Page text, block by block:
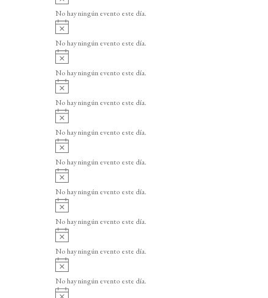
o
v
i
o
No hay ningún evento este día.
A
v
i
o
No hay ningún evento este día.
v
i
o
No hay ningún evento este día.
v
i
o
No hay ningún evento este día.
v
i
o
No hay ningún evento este día.
v
i
o
No hay ningún evento este día.
v
i
o
No hay ningún evento este día.
v
i
o
No hay ningún evento este día.
v
i
o
No hay ningún evento este día.
v
i
No hay ningún evento este día.
A